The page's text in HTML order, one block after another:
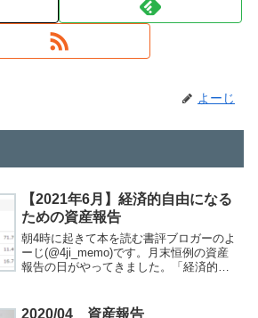
よーじ
【2021年6月】経済的自由になる
ための資産報告
朝4時に起きて本を読む書評ブロガーのよ
ーじ(@4ji_memo)です。月末恒例の資産
報告の日がやってきました。「経済的自
と思った方は、関連記事をご覧くださ
2020/04 資産報告